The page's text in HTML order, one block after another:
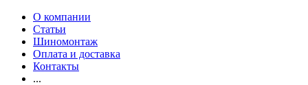
О компании
Статьи
Шиномонтаж
Оплата и доставка
Контакты
...